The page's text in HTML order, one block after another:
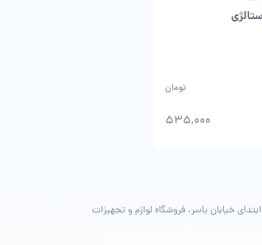
535,000
تومان
خیابان یاسر، فروشگاه لوازم و تجهیزات